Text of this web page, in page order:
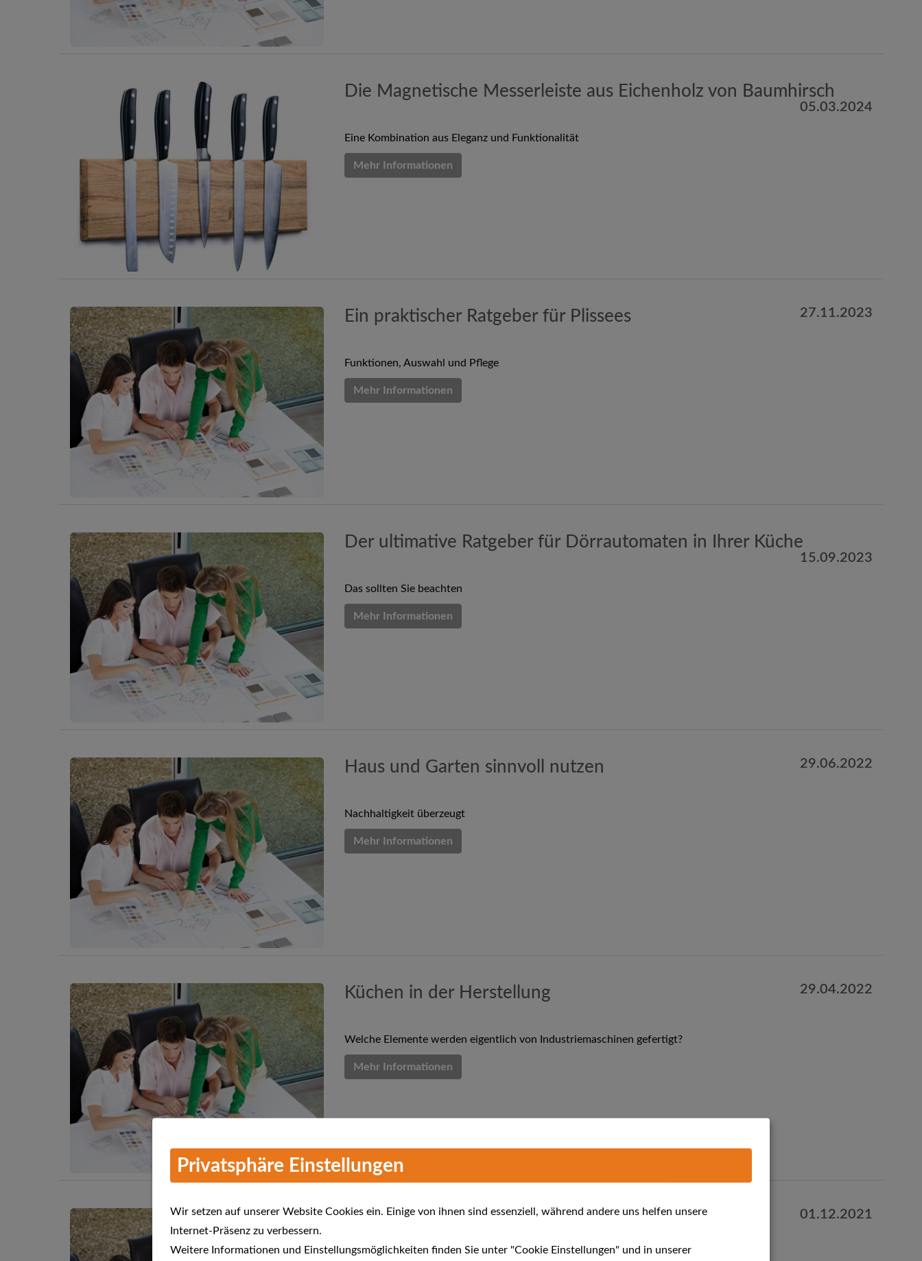
Die Magnetische Messerleiste aus Eichenholz von Baumhirsch
05.03.2024
Eine Kombination aus Eleganz und Funktionalität
Mehr Informationen
Ein praktischer Ratgeber für Plissees 27.11.2023
Funktionen, Auswahl und Pflege
Mehr Informationen
Der ultimative Ratgeber für Dörrautomaten in Ihrer Küche
15.09.2023
Das sollten Sie beachten
Mehr Informationen
Haus und Garten sinnvoll nutzen 29.06.2022
Nachhaltigkeit überzeugt
Mehr Informationen
Küchen in der Herstellung 29.04.2022
Welche Elemente werden eigentlich von Industriemaschinen gefertigt?
Mehr Informationen
Die Küche als Lebensmittelpunkt in der Wohnung 01.12.2021
Privatsphäre Einstellungen
Wir setzen auf unserer Website Cookies ein. Einige von ihnen sind essenziell, während andere uns helfen unsere
Internet-Präsenz zu verbessern.
Weitere Informationen und Einstellungsmöglichkeiten finden Sie unter "Cookie Einstellungen" und in unserer